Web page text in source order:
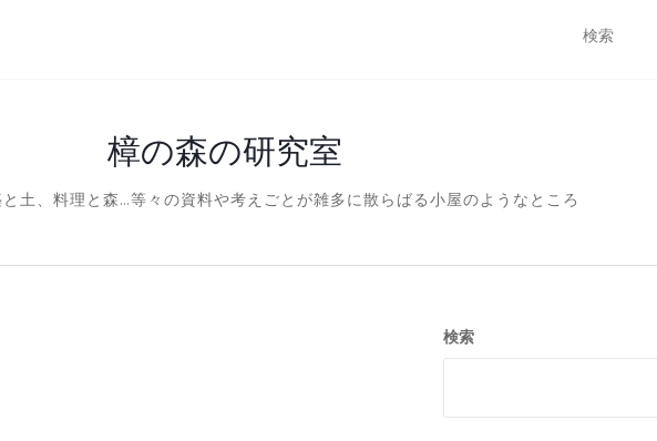
樟の森の研究室
土、料理と森…等々の資料や考えごとが雑多に散らばる小屋のようなところ
検索